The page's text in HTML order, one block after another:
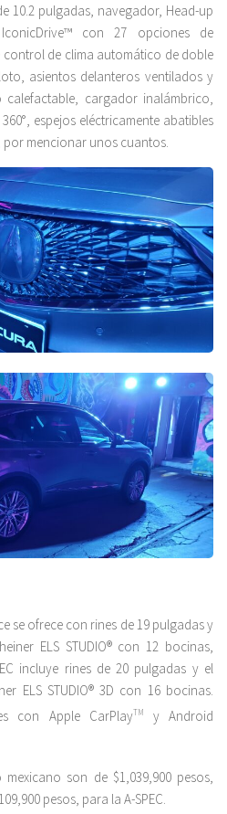
10.2 pulgadas, navegador, Head-up
con 27 opciones de
control de clima automático de doble
asientos delanteros ventilados y
cargador inalámbrico,
espejos eléctricamente abatibles
mencionar unos cuantos.
se ofrece con rines de 19 pulgadas y
ELS STUDIO® con 12 bocinas,
incluye rines de 20 pulgadas y el
ELS STUDIO® 3D con 16 bocinas.
con Apple CarPlayTM
y Android
son de $1,039,900 pesos,
pesos, para la A-SPEC.